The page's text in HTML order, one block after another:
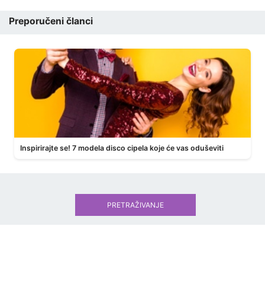
Preporučeni članci
Inspirirajte se! 7 modela disco cipela koje će vas oduševiti
PRETRAŽIVANJE